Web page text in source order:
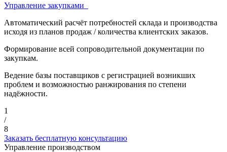
Управление закупками
Автоматический расчёт потребностей склада и производства
исходя из планов продаж / количества клиентских заказов.
Формирование всей сопроводительной документации по
закупкам.
Ведение базы поставщиков с регистрацией возникших
проблем и возможностью ранжирования по степени
надёжности.
1
/
8
Заказать бесплатную консультацию
Управление производством